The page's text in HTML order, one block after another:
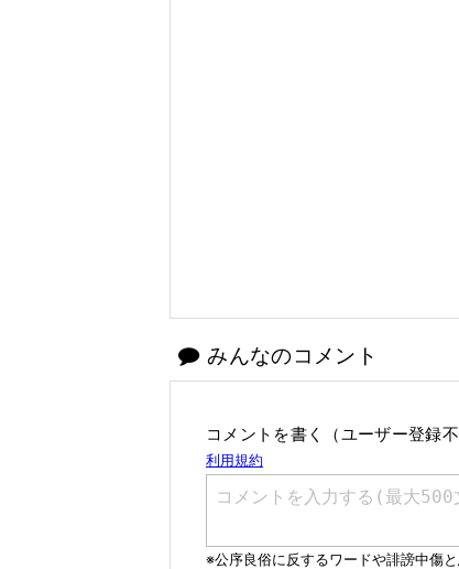
みんなのコメント
コメントを書く（ユーザー登録不